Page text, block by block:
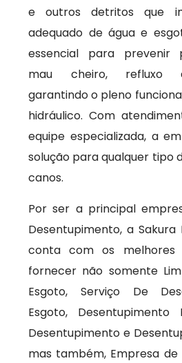
e outros detritos que
adequado de água e
essencial para prevenir
mau cheiro, refluxo
garantindo o pleno
hidráulico. Com
equipe especializada, a
solução para qualquer tipo
canos.
Por ser a principal
Desentupimento, a
conta com os melhores
fornecer não somente
Esgoto, Serviço De
Esgoto, Desentupimento
Desentupimento e
mas também, Empresa de